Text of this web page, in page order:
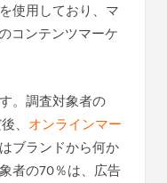
使用しており、マ
コンテンツマーケ
。調査対象者の
、 オンラインマー
ブランドから何か
者の70％は、広告